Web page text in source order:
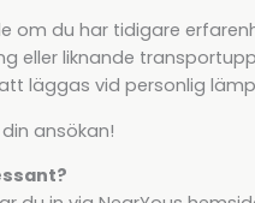
om du har tidigare
eller liknande
läggas vid personlig
ansökan!